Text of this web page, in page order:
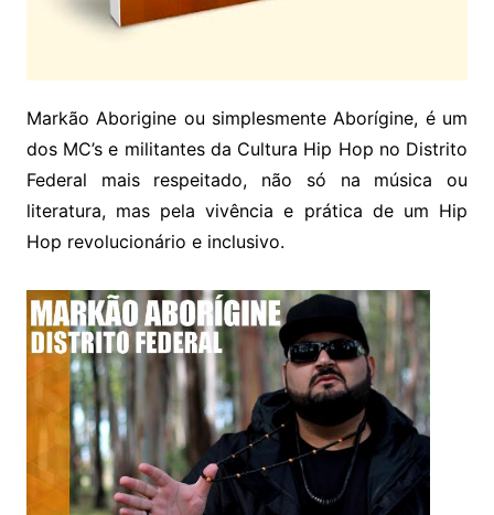
Markão Aborigine ou simplesmente Aborígine, é um
dos MC’s e militantes da Cultura Hip Hop no Distrito
Federal mais respeitado, não só na música ou
literatura, mas pela vivência e prática de um Hip
Hop revolucionário e inclusivo.